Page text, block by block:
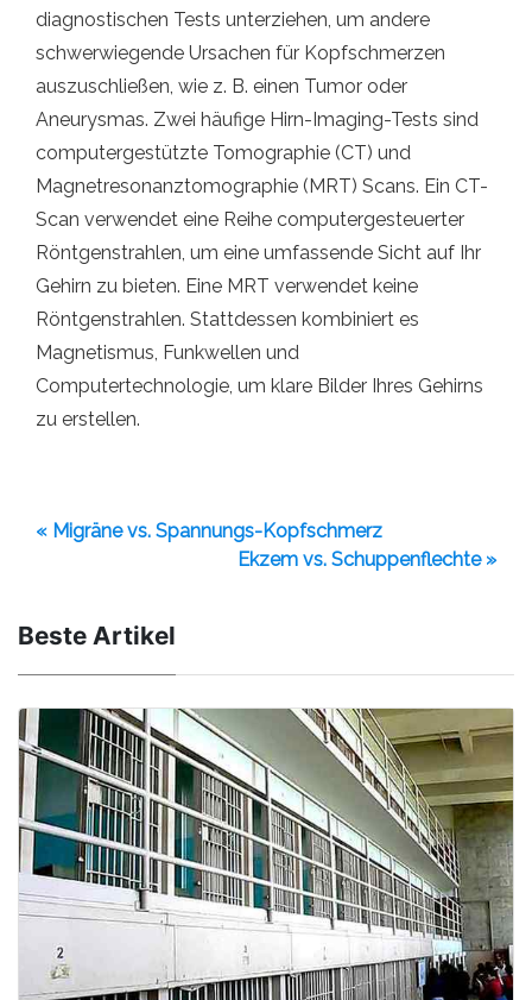
diagnostischen Tests unterziehen, um andere
schwerwiegende Ursachen für Kopfschmerzen
auszuschließen, wie z. B. einen Tumor oder
Aneurysmas. Zwei häufige Hirn-Imaging-Tests sind
computergestützte Tomographie (CT) und
Magnetresonanztomographie (MRT) Scans. Ein CT-
Scan verwendet eine Reihe computergesteuerter
Röntgenstrahlen, um eine umfassende Sicht auf Ihr
Gehirn zu bieten. Eine MRT verwendet keine
Röntgenstrahlen. Stattdessen kombiniert es
Magnetismus, Funkwellen und
Computertechnologie, um klare Bilder Ihres Gehirns
zu erstellen.
« Migräne vs. Spannungs-Kopfschmerz
Ekzem vs. Schuppenflechte »
Beste Artikel